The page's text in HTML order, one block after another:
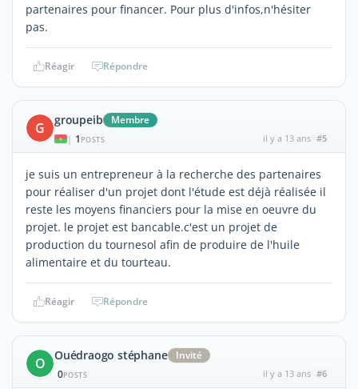
partenaires pour financer. Pour plus d'infos,n'hésiter
pas.
Réagir Répondre
G groupeib Membre
| 1 POSTS il y a 13 ans #5
je suis un entrepreneur à la recherche des partenaires
pour réaliser d'un projet dont l'étude est déjà réalisée il
reste les moyens financiers pour la mise en oeuvre du
projet. le projet est bancable.c'est un projet de
production du tournesol afin de produire de l'huile
alimentaire et du tourteau.
Réagir Répondre
O Ouédraogo stéphane
Invité
0POSTS il y a 13 ans #6